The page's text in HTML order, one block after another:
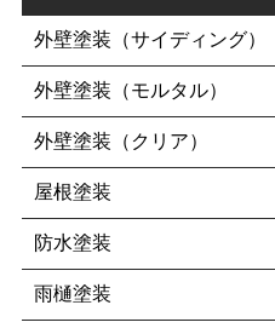
外壁塗装（サイディング）
外壁塗装（モルタル）
外壁塗装（クリア）
屋根塗装
防水塗装
雨樋塗装